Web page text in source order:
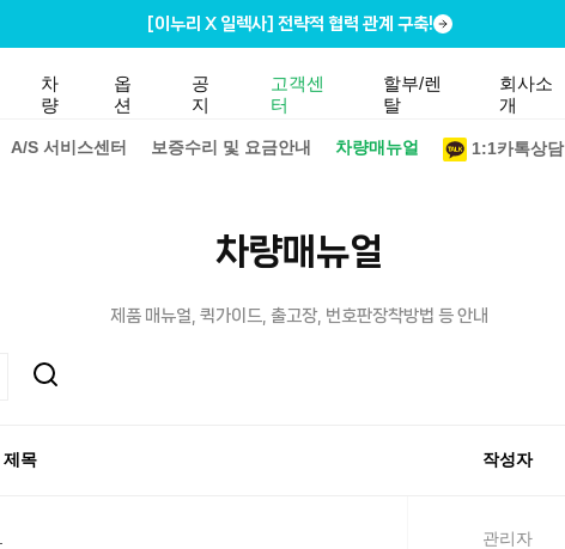
[이누리 X 일렉사] 전략적 협력 관계 구축!
차
량
옵
션
공
지
고객센
터
할부/렌
탈
회사소
개
A/S 서비스센터 보증수리 및 요금안내 차량매뉴얼 1:1카톡상담
차량매뉴얼
제품 매뉴얼, 퀵가이드, 출고장, 번호판장착방법 등 안내
제목 작성자
관리자